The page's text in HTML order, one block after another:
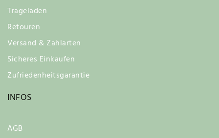
Trageladen
Retouren
Versand & Zahlarten
Sicheres Einkaufen
Zufriedenheitsgarantie
INFOS
AGB